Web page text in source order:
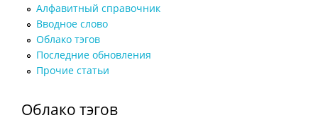
Алфавитный справочник
Вводное слово
Облако тэгов
Последние обновления
Прочие статьи
Облако тэгов